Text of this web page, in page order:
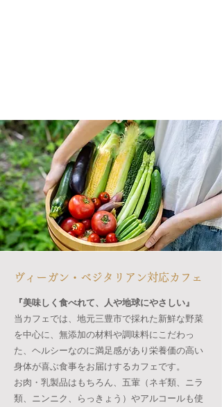
ヴィーガン・ベジタリアン対応カフェ
『美味しく食べれて、人や地球にやさしい』
当カフェでは、地元三豊市で採れた新鮮な野菜
を中心に、無添加の材料や調味料にこだわっ
た、ヘルシーなのに満足感があり栄養価の高い
身体が喜ぶ食事をお届けするカフェです。
お肉・乳製品はもちろん、五葷（ネギ類、ニラ
類、ニンニク、らっきょう）やアルコールも使